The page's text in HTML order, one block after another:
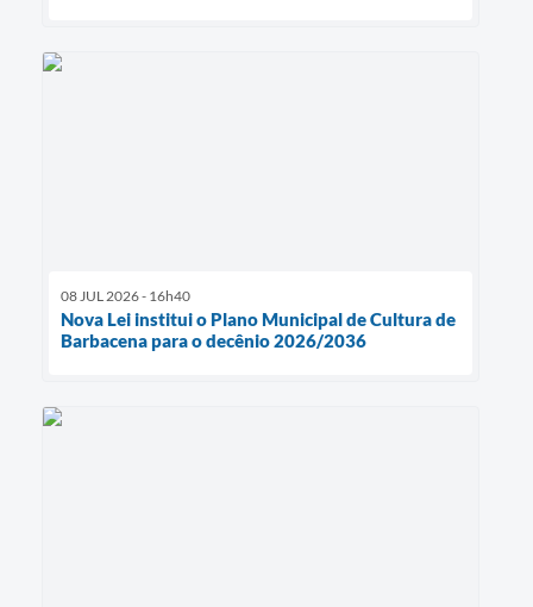
08 JUL 2026 - 16h40
Nova Lei institui o Plano Municipal de Cultura de
Barbacena para o decênio 2026/2036